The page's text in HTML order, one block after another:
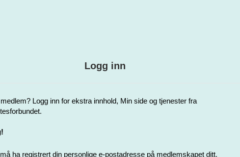
Logg inn
Logg inn for ekstra innhold, Min side og tjenester fra
ha registrert din personlige e-postadresse på medlemskapet ditt.